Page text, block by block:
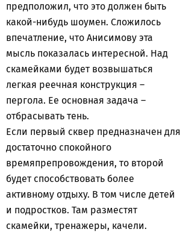
предположил, что это должен быть
какой-нибудь шоумен. Сложилось
впечатление, что Анисимову эта
мысль показалась интересной. Над
скамейками будет возвышаться
легкая реечная конструкция –
пергола. Ее основная задача –
отбрасывать тень.
Если первый сквер предназначен для
достаточно спокойного
времяпрепровождения, то второй
будет способствовать более
активному отдыху. В том числе детей
и подростков. Там разместят
скамейки, тренажеры, качели.